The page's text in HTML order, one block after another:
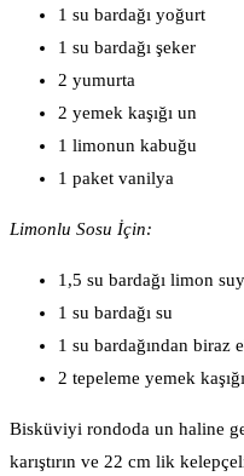
1 su bardağı yoğurt
1 su bardağı şeker
2 yumurta
2 yemek kaşığı un
1 limonun kabuğu
1 paket vanilya
Limonlu Sosu İçin:
1,5 su bardağı limon
1 su bardağı su
1 su bardağından biraz
2 tepeleme yemek
Bisküviyi rondoda un haline
karıştırın ve 22 cm lik